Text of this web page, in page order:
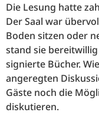
Die Lesung hatte
Der Saal war
Boden sitzen oder
stand sie
signierte Bücher.
angeregten
Gäste noch die
diskutieren.